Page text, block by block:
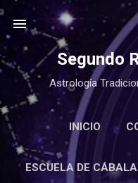
Ir al
Segundo
Astrología
INICIO
ESCUELA DE CÁBALA